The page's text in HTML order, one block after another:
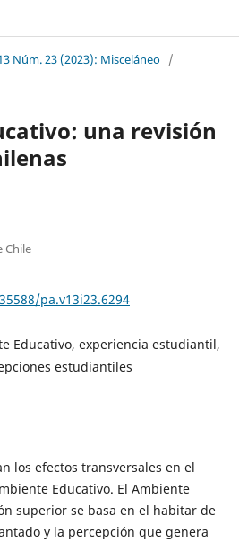
Núm. 23 (2023): Misceláneo /
una revisión
Chile
pa.v13i23.6294
Educativo, experiencia estudiantil,
estudiantiles
los efectos transversales en el
Educativo. El Ambiente
superior se basa en el habitar de
y la percepción que genera